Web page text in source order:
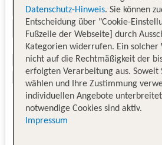
Datenschutz-Hinweis. Sie können
Entscheidung über "Cookie-
Fußzeile der Webseite] durch
Kategorien widerrufen. Ein
nicht auf die Rechtmäßigkeit der
erfolgten Verarbeitung aus. Soweit
wählen und Ihre Zustimmung
individuellen Angebote
notwendige Cookies sind aktiv.
Impressum